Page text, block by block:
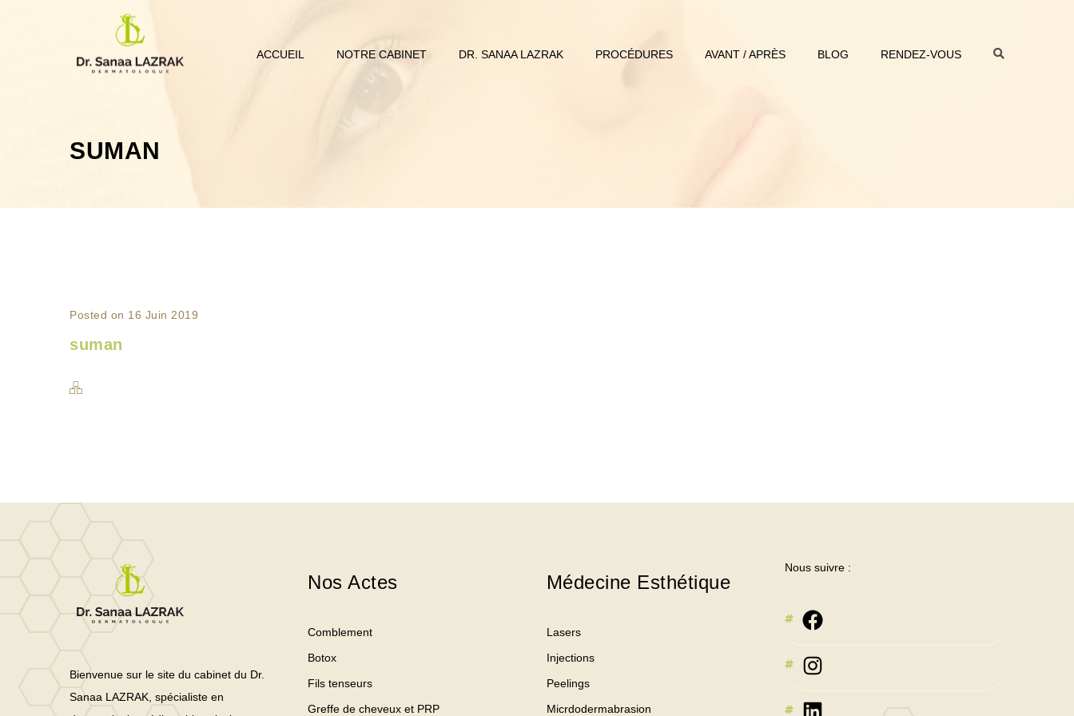
ACCUEIL NOTRE CABINET DR. SANAA LAZRAK PROCÉDURES AVANT / APRÈS BLOG RENDEZ-VOUS
SUMAN
Posted on 16 Juin 2019
suman
Bienvenue sur le site du cabinet du Dr.
Sanaa LAZRAK, spécialiste en
Nos Actes
Comblement
Botox
Fils tenseurs
Greffe de cheveux et PRP
Médecine Esthétique
Lasers
Injections
Peelings
Micrdodermabrasion
Nous suivre :